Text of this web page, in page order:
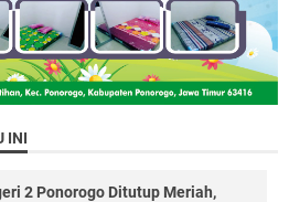
INI
2 Ponorogo Ditutup Meriah,